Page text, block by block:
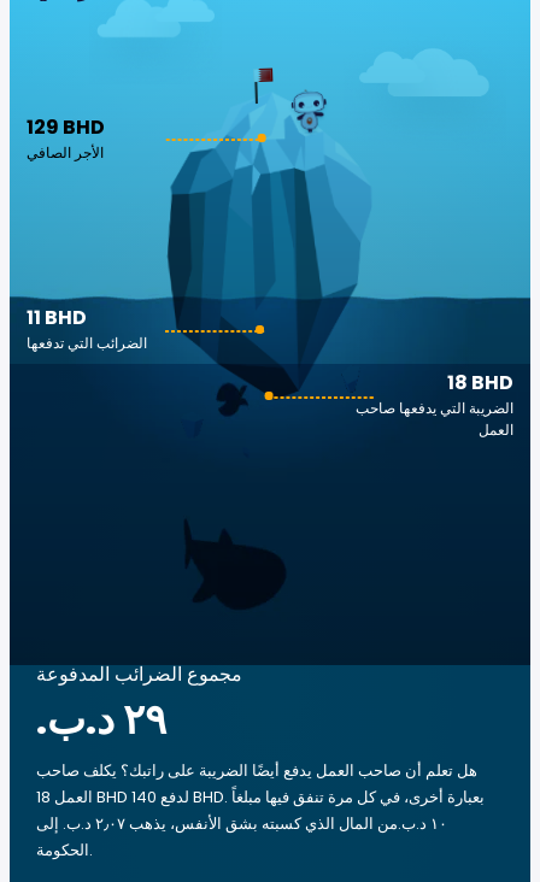
129 BHD
الأجر الصافي
18 BHD
الضريبة التي يدفعها صاحب
العمل
11 BHD
الضرائب التي تدفعها
مجموع الضرائب المدفوعة
هل تعلم أن صاحب العمل يدفع أيضًا الضريبة على راتبك؟ يكلف صاحب
العمل 18 BHD لدفع 140 BHD. بعبارة أخرى، في كل مرة تنفق فيها مبلغاً
‏١٠ د.ب.‏من المال الذي كسبته بشق الأنفس، يذهب ‏٢٫٠٧ د.ب.‏ إلى
الحكومة.